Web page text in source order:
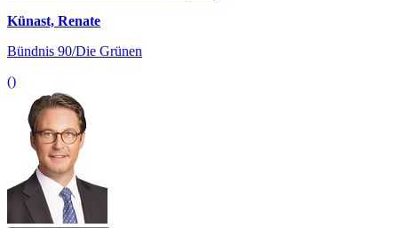
Künast, Renate
Bündnis 90/Die Grünen
()